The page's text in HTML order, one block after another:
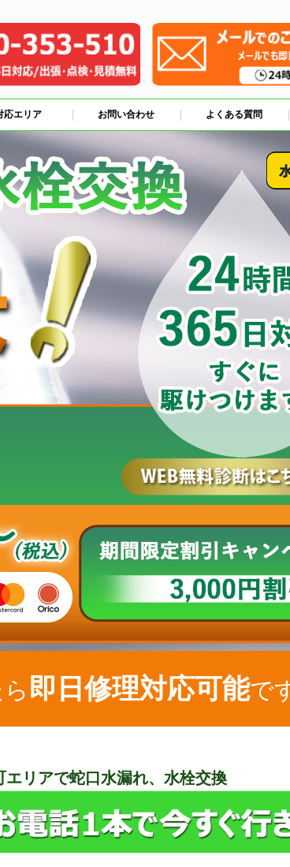
応エリア お問い合わせ よくある質問
即日修理対応可能で
リアで蛇口水漏れ、水栓交換